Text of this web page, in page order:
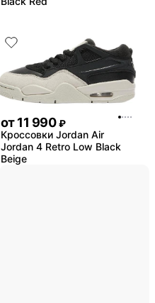
от11 990 ₽
Кроссовки Jordan Air
Jordan 4 Retro Low Black
Beige